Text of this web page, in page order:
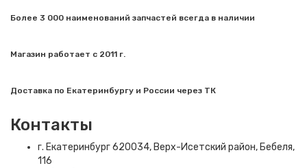
Более 3 000 наименований запчастей всегда в наличии
Магазин работает с 2011 г.
Доставка по Екатеринбургу и России через ТК
Контакты
г. Екатеринбург​ 620034, Верх-Исетский район, Бебеля,
116